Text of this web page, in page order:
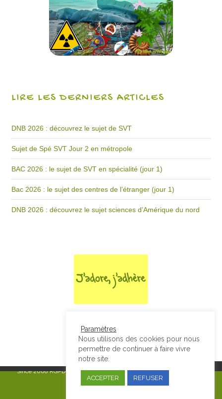
LIRE LES DERNIERS ARTICLES
DNB 2026 : découvrez le sujet de SVT
Sujet de Spé SVT Jour 2 en métropole
BAC 2026 : le sujet de SVT en spécialité (jour 1)
Bac 2026 : le sujet des centres de l’étranger (jour 1)
DNB 2026 : découvrez le sujet sciences d’Amérique du nord
Since 2008RGPD & Mentions Légales|Designed by Studio Thil - Site
internet - Charte graphique
Paramètres
Nous utilisons des cookies pour nous
permettre de continuer à faire vivre
notre site.
ACCEPTER REFUSER